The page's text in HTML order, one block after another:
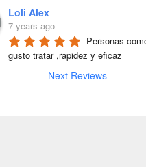
Loli Alex
7 years ago
Personas
gusto tratar ,rapidez y eficaz
Next Reviews